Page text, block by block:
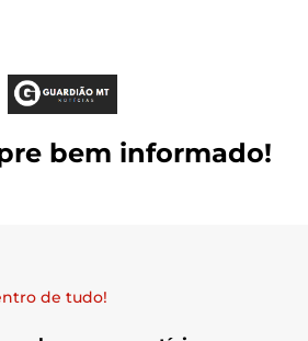
bem informado!
de tudo!